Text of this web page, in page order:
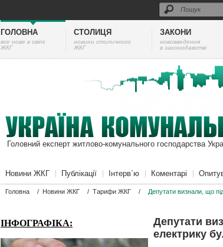
ГОЛОВНА
все нове в світі
ЖКГ
СТОЛИЦЯ
новини столичного
ЖКГ
ЗАКОНИ
нововведення
в законодавстві
Головний експерт житлово-комунального господарства
Новини ЖКГ Публікації Інтерв`ю Коментарі
Головна / Новини ЖКГ / Тарифи ЖКГ /
Депутати визнали, що
ІНФОГРАФІКА:
Депутати
електрику